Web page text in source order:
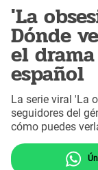
'La
Dónde
el
español
La serie viral 'La
seguidores del
cómo puedes